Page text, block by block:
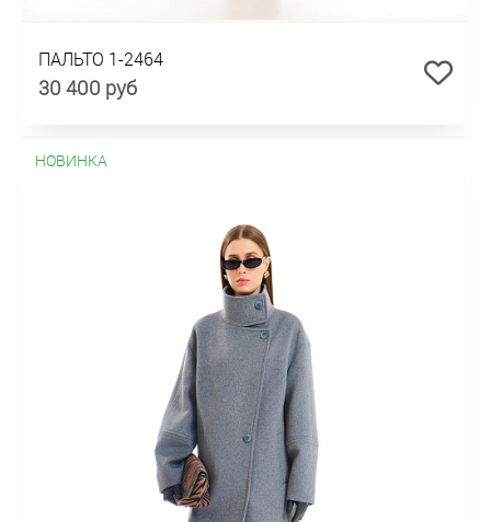
ПАЛЬТО 1-2464
30 400 руб
НОВИНКА